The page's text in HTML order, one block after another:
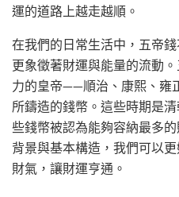
運的道路上越走越順。
在我們的日常生活中，五帝
更象徵著財運與能量的流動
力的皇帝——順治、康熙、雍
所鑄造的錢幣。這些時期是
些錢幣被認為能夠容納最多
背景與基本構造，我們可以
財氣，讓財運亨通。